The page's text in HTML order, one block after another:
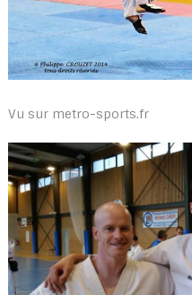
Vu sur metro-sports.fr